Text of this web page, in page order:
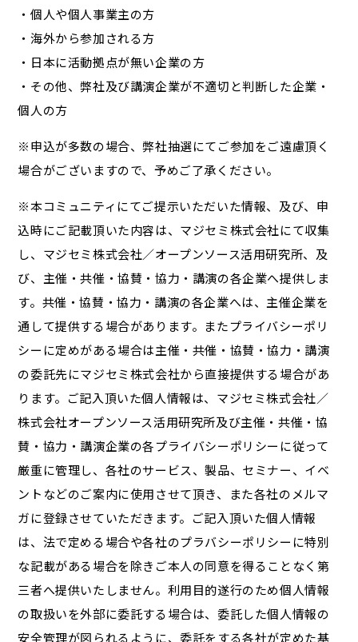
・個人や個人事業主の方
・海外から参加される方
・日本に活動拠点が無い企業の方
・その他、弊社及び講演企業が不適切と判断した企業・
個人の方
※申込が多数の場合、弊社抽選にてご参加をご遠慮頂く
場合がございますので、予めご了承ください。
※本コミュニティにてご提示いただいた情報、及び、申
込時にご記載頂いた内容は、マジセミ株式会社にて収集
し、マジセミ株式会社／オープンソース活用研究所、及
び、主催・共催・協賛・協力・講演の各企業へ提供しま
す。共催・協賛・協力・講演の各企業へは、主催企業を
通して提供する場合があります。またプライバシーポリ
シーに定めがある場合は主催・共催・協賛・協力・講演
の委託先にマジセミ株式会社から直接提供する場合があ
ります。ご記入頂いた個人情報は、マジセミ株式会社／
株式会社オープンソース活用研究所及び主催・共催・協
賛・協力・講演企業の各プライバシーポリシーに従って
厳重に管理し、各社のサービス、製品、セミナー、イベ
ントなどのご案内に使用させて頂き、また各社のメルマ
ガに登録させていただきます。ご記入頂いた個人情報
は、法で定める場合や各社のプラバシーポリシーに特別
な記載がある場合を除きご本人の同意を得ることなく第
三者へ提供いたしません。利用目的遂行のため個人情報
の取扱いを外部に委託する場合は、委託した個人情報の
安全管理が図られるように、委託をする各社が定めた基